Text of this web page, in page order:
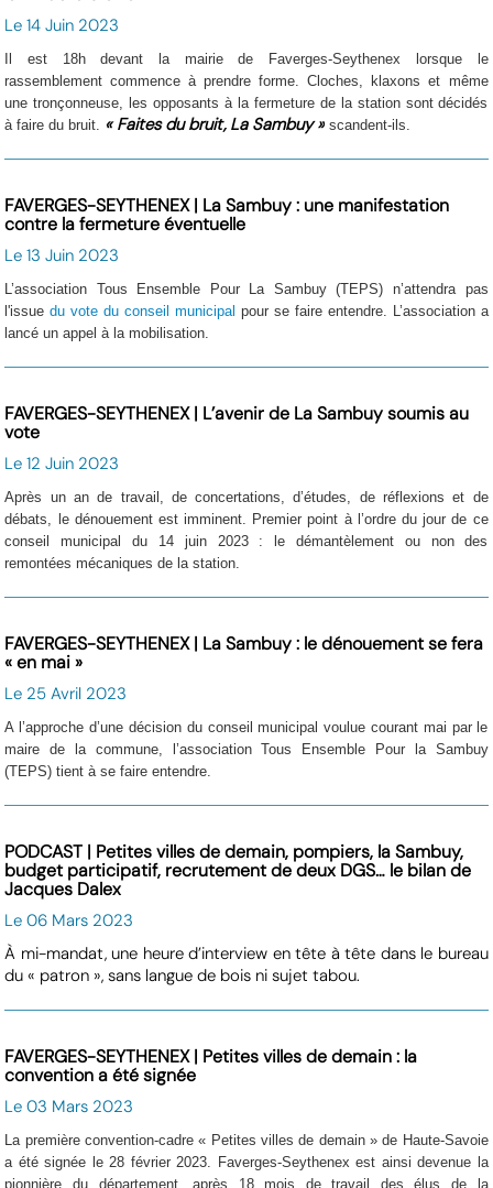
Le 14 Juin 2023
Il est 18h devant la mairie de Faverges-Seythenex lorsque le
rassemblement commence à prendre forme. Cloches, klaxons et même
une tronçonneuse, les opposants à la fermeture de la station sont décidés
à faire du bruit. « Faites du bruit, La Sambuy » scandent-ils.
FAVERGES-SEYTHENEX | La Sambuy : une manifestation
contre la fermeture éventuelle
Le 13 Juin 2023
L’association Tous Ensemble Pour La Sambuy (TEPS) n’attendra pas
l'issuedu vote du conseil municipal pour se faire entendre. L’association a
lancé un appel à la mobilisation.
FAVERGES-SEYTHENEX | L’avenir de La Sambuy soumis au
vote
Le 12 Juin 2023
Après un an de travail, de concertations, d’études, de réflexions et de
débats, le dénouement est imminent. Premier point à l’ordre du jour de ce
conseil municipal du 14 juin 2023 : le démantèlement ou non des
remontées mécaniques de la station.
FAVERGES-SEYTHENEX | La Sambuy : le dénouement se fera
« en mai »
Le 25 Avril 2023
A l’approche d’une décision du conseil municipal voulue courant mai par le
maire de la commune, l’association Tous Ensemble Pour la Sambuy
(TEPS) tient à se faire entendre.
PODCAST | Petites villes de demain, pompiers, la Sambuy,
budget participatif, recrutement de deux DGS… le bilan de
Jacques Dalex
Le 06 Mars 2023
À mi-mandat, une heure d’interview en tête à tête dans le bureau
du « patron », sans langue de bois ni sujet tabou.
FAVERGES-SEYTHENEX | Petites villes de demain : la
convention a été signée
Le 03 Mars 2023
La première convention-cadre « Petites villes de demain » de Haute-Savoie
a été signée le 28 février 2023. Faverges-Seythenex est ainsi devenue la
pionnière du département, après 18 mois de travail des élus de la